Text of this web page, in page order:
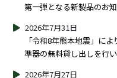
第一弾となる新製品のお
「令和8年熊本地震」に
準器の無料貸し出しを行
2026年7月31日
2026年7月27日